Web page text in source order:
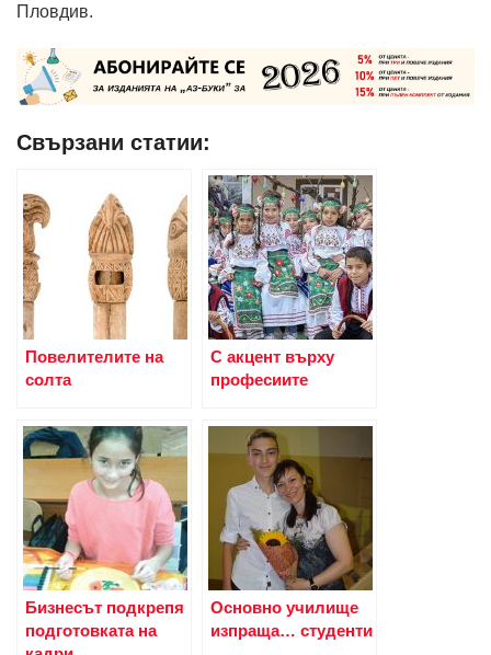
Пловдив.
Свързани статии:
Повелителите на
солта
С акцент върху
професиите
Бизнесът подкрепя
подготовката на
Основно училище
изпраща… студенти